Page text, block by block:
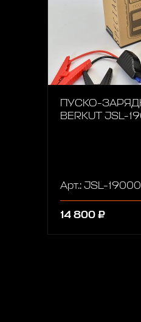
ПУСКО-
BERKUT JSL-
Арт.: JSL-19000
14 800 ₽